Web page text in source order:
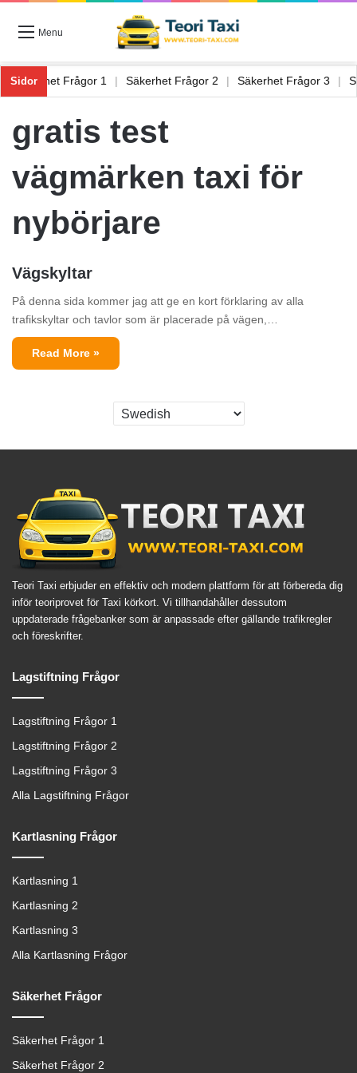
Menu
Sidor
| Säkerhet Frågor 1 | Säkerhet Frågor 2 | Säkerhet Frågor 3 |
gratis test
vägmärken taxi för
nybörjare
Vägskyltar
På denna sida kommer jag att ge en kort förklaring av alla
trafikskyltar och tavlor som är placerade på vägen,…
Read More »
Teori Taxi erbjuder en effektiv och modern plattform för att förbereda dig
inför teoriprovet för Taxi körkort. Vi tillhandahåller dessutom
uppdaterade frågebanker som är anpassade efter gällande trafikregler
och föreskrifter.
Lagstiftning Frågor
Lagstiftning Frågor 1
Lagstiftning Frågor 2
Lagstiftning Frågor 3
Alla Lagstiftning Frågor
Kartlasning Frågor
Kartlasning 1
Kartlasning 2
Kartlasning 3
Alla Kartlasning Frågor
Säkerhet Frågor
Säkerhet Frågor 1
Säkerhet Frågor 2